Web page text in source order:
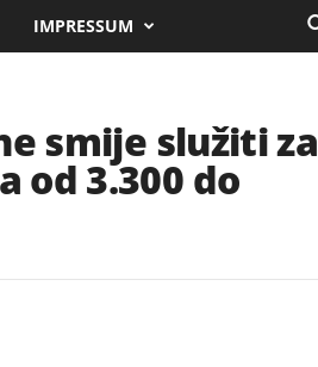
IMPRESSUM
smije služiti za
od 3.300 do